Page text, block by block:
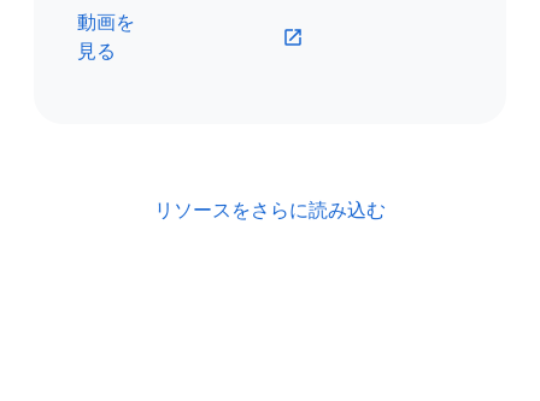
動画を
見る
リソースをさらに読み込む